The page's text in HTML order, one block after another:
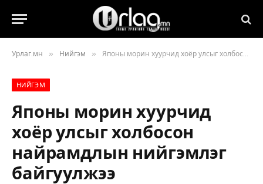
Урлаг.мн » Нийгэм » Японы морин хуурчид хоёр улсыг холбосон найрамдлын нийгэмлэг байгуулжээ
НИЙГЭМ
Японы морин хуурчид
хоёр улсыг холбосон
найрамдлын нийгэмлэг
байгуулжээ